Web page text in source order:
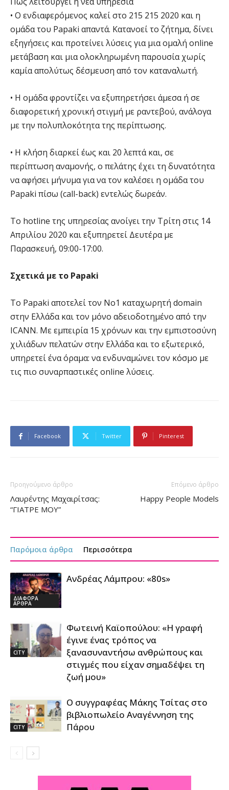
• Ο ενδιαφερόμενος καλεί στο 215 215 2020 και η
ομάδα του Papaki απαντά. Κατανοεί το ζήτημα, δίνει
εξηγήσεις και προτείνει λύσεις για μια ομαλή online
μετάβαση και μια ολοκληρωμένη παρουσία χωρίς
καμία απολύτως δέσμευση από τον καταναλωτή.
• Η ομάδα φροντίζει να εξυπηρετήσει άμεσα ή σε
διαφορετική χρονική στιγμή με ραντεβού, ανάλογα
με την πολυπλοκότητα της περίπτωσης.
• Η κλήση διαρκεί έως και 20 λεπτά και, σε
περίπτωση αναμονής, ο πελάτης έχει τη δυνατότητα
να αφήσει μήνυμα για να τον καλέσει η ομάδα του
Papaki πίσω (call-back) εντελώς δωρεάν.
Το hotline της υπηρεσίας ανοίγει την Τρίτη στις 14
Απριλίου 2020 και εξυπηρετεί Δευτέρα με
Παρασκευή, 09:00-17:00.
Σχετικά με το Papaki
To Papaki αποτελεί τον Νο1 καταχωρητή domain
στην Ελλάδα και τον μόνο αδειοδοτημένο από την
ICANN. Με εμπειρία 15 χρόνων και την εμπιστοσύνη
χιλιάδων πελατών στην Ελλάδα και το εξωτερικό,
υπηρετεί ένα όραμα: να ενδυναμώνει τον κόσμο με
τις πιο συναρπαστικές online λύσεις.
Facebook Twitter Pinterest
Προηγούμενο άρθρο
Λαυρέντης Μαχαιρίτσας:
“ΓΙΑΤΡΕ ΜΟΥ”
Επόμενο άρθρο
Happy People Models
Παρόμοια άρθρα Περισσότερα
ΔΙΑΦΟΡΑ
ΑΡΘΡΑ
Ανδρέας Λάμπρου: «80s»
CITY
Φωτεινή Καϊοπούλου: «Η γραφή
έγινε ένας τρόπος να
ξανασυναντήσω ανθρώπους και
στιγμές που είχαν σημαδέψει τη
ζωή μου»
CITY
Ο συγγραφέας Μάκης Τσίτας στο
βιβλιοπωλείο Αναγέννηση της
Πάρου